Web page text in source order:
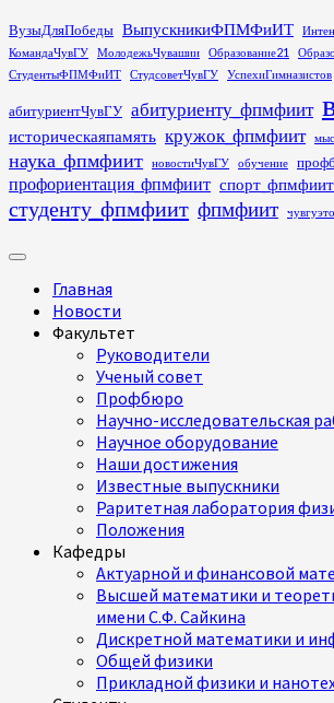
Перейти
к
содержимому
ВузыДляПобеды ВыпускникиФПМФиИТ
КомандаЧувГУ
МолодежьЧувашии Образование21
СтудентыФПМФиИТ
СтудсоветЧувГУ УспехиГимназистов
абитуриентЧувГУ абитуриенту_фпмфиит
историческаяпамять кружок_фпмфиит
наука_фпмфиит новостиЧувГУ обучение
профориентация_фпмфиит спорт_фпмфиит
студенту_фпмфиит фпмфиит
Основное
Главная
Новости
Факультет
Руководители
Ученый совет
Профбюро
Научно-исследовательская
Научное оборудование
Наши достижения
Известные выпускники
Раритетная лаборатория
Положения
Кафедры
Актуарной и финансовой
Высшей математики и
имени С.Ф. Сайкина
Дискретной математики и
Общей физики
Прикладной физики и